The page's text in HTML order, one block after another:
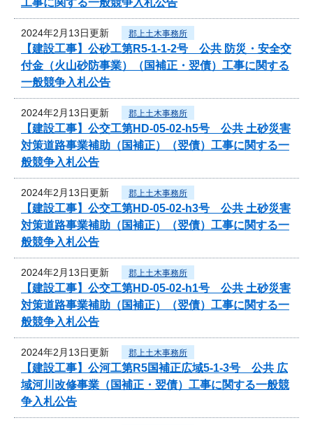
2024年2月13日更新 郡上土木事務所
【建設工事】公砂工第R5-1-1-2号 公共 防災・安全交
付金（火山砂防事業）（国補正・翌債）工事に関する
一般競争入札公告
2024年2月13日更新 郡上土木事務所
【建設工事】公交工第HD-05-02-h5号 公共 土砂災害
対策道路事業補助（国補正）（翌債）工事に関する一
般競争入札公告
2024年2月13日更新 郡上土木事務所
【建設工事】公交工第HD-05-02-h3号 公共 土砂災害
対策道路事業補助（国補正）（翌債）工事に関する一
般競争入札公告
2024年2月13日更新 郡上土木事務所
【建設工事】公交工第HD-05-02-h1号 公共 土砂災害
対策道路事業補助（国補正）（翌債）工事に関する一
般競争入札公告
2024年2月13日更新 郡上土木事務所
【建設工事】公河工第R5国補正広域5-1-3号 公共 広
域河川改修事業（国補正・翌債）工事に関する一般競
争入札公告